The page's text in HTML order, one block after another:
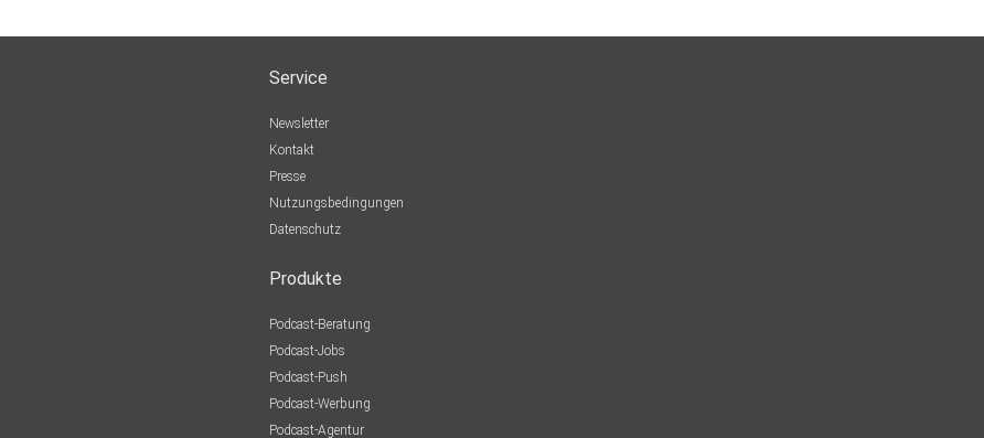
Service
Newsletter
Kontakt
Presse
Nutzungsbedingungen
Datenschutz
Produkte
Podcast-Beratung
Podcast-Jobs
Podcast-Push
Podcast-Werbung
Podcast-Agentur